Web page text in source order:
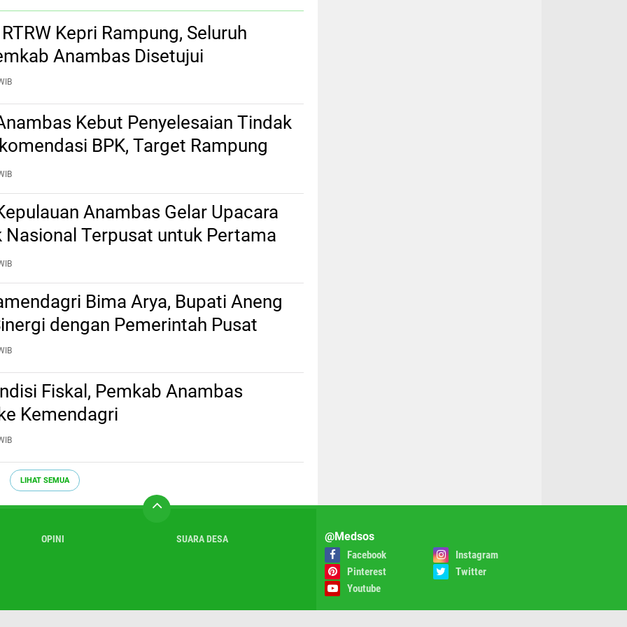
Kepri Rampung, Seluruh
Anambas Disetujui
Kebut Penyelesaian Tindak
BPK, Target Rampung
Agustus
Anambas Gelar Upacara
Nasional Terpusat untuk Pertama
Bima Arya, Bupati Aneng
dengan Pemerintah Pusat
Fiskal, Pemkab Anambas
Kemendagri
LIHAT SEMUA
OPINI SUARA DESA @Medsos
Facebook
Instagram
Pinterest
Twitter
Youtube